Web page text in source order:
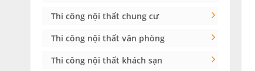
Thi công nội thất chung cư
Thi công nội thất văn phòng
Thi công nội thất khách sạn